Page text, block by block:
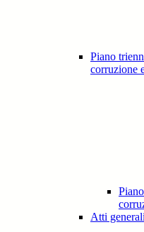
Piano
corruzione
Atti generali